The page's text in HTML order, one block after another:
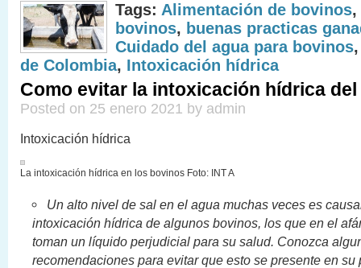
Tags: Alimentación de bovinos,
bovinos, buenas practicas
Cuidado del agua para bovinos
de Colombia, Intoxicación hídrica
Como evitar la intoxicación hídrica del
Posted on 25 enero 2021 by admin
Intoxicación hídrica
La intoxicación hídrica en los bovinos Foto: INT A
Un alto nivel de sal en el agua muchas veces es
intoxicación hídrica de algunos bovinos, los que en el
toman un líquido perjudicial para su salud. Conozca
recomendaciones para evitar que esto se presente en su